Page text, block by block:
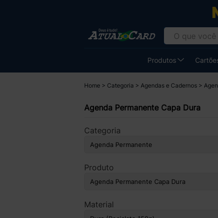
Produtos
Home Categoria Agendas e Cadernos
Agenda Permanente Capa Dura
Categoria
Produto
Material